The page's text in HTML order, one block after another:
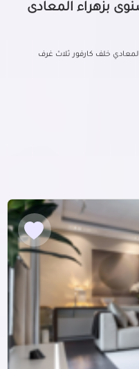
السنوى بزهراء المعادى
خلف كارفور ثلاث غرف